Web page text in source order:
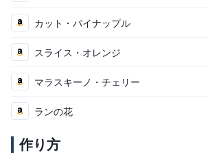
カット・パイナップル
スライス・オレンジ
マラスキーノ・チェリー
ランの花
作り方